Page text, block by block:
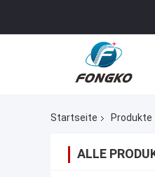
Startseite Produkte
ALLE